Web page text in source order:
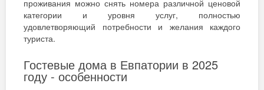
проживания можно снять номера различной ценовой
категории и уровня услуг, полностью
удовлетворяющий потребности и желания каждого
туриста.
Гостевые дома в Евпатории в 2025
году - особенности